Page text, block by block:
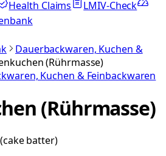
Health Claims
LMIV-Check
Dauerbackwaren, Kuchen &
(Rührmasse)
Kuchen & Feinbackwaren
(Rührmasse)
batter)